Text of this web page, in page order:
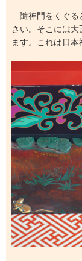
隨神門をくぐる
さい。そこには
ます。これは日本